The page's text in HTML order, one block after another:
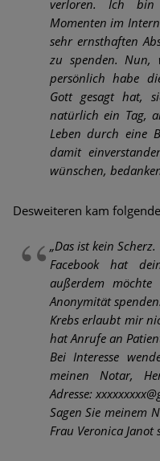
verloren. Ich
Momenten im
sehr ernsthaften
zu spenden.
persönlich habe
Gott gesagt hat,
natürlich ein Tag,
Leben durch eine
damit
wünschen,
Desweiteren kam
„Das ist kein Scherz.
Facebook hat
außerdem
Anonymität spenden.
Krebs erlaubt mir
hat Anrufe an
Bei Interesse
meinen Notar,
Adresse:
Sagen Sie meinem
Frau Veronica Janot